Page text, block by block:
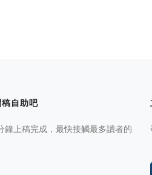
自助吧
鐘上稿完成，最快接觸最多讀者的